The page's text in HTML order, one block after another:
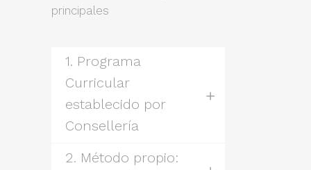
principales
1. Programa
Curricular
establecido por
Consellería
2. Método propio: